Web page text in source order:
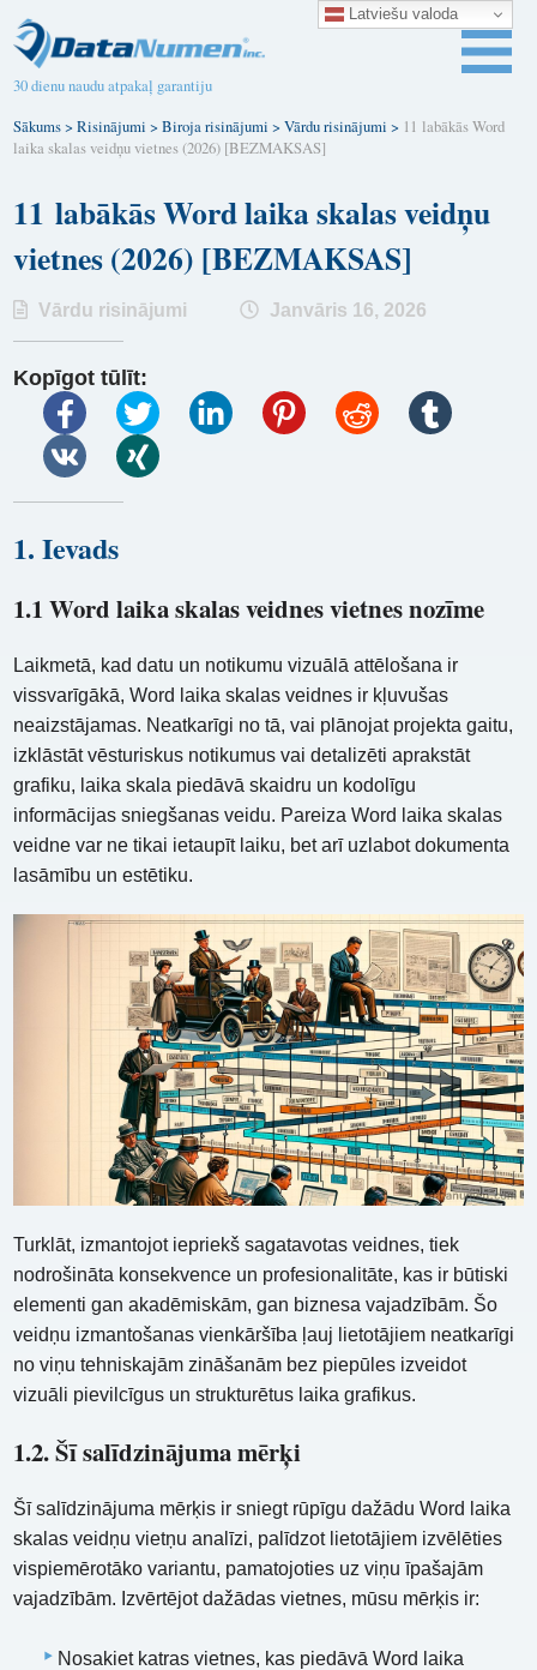
30 dienu naudu atpakaļ garantiju
Sākums>Risinājumi >Biroja risinājumi >Vārdu risinājumi > 11 labākās Word
laika skalas veidņu vietnes (2026) [BEZMAKSAS]
11 labākās Word laika skalas veidņu
vietnes (2026) [BEZMAKSAS]
Vārdu risinājumi Janvāris 16, 2026
Kopīgot tūlīt:
1. Ievads
1.1 Word laika skalas veidnes vietnes nozīme
Laikmetā, kad datu un notikumu vizuālā attēlošana ir
vissvarīgākā, Word laika skalas veidnes ir kļuvušas
neaizstājamas. Neatkarīgi no tā, vai plānojat projekta gaitu,
izklāstāt vēsturiskus notikumus vai detalizēti aprakstāt
grafiku, laika skala piedāvā skaidru un kodolīgu
informācijas sniegšanas veidu. Pareiza Word laika skalas
veidne var ne tikai ietaupīt laiku, bet arī uzlabot dokumenta
lasāmību un estētiku.
Turklāt, izmantojot iepriekš sagatavotas veidnes, tiek
nodrošināta konsekvence un profesionalitāte, kas ir būtiski
elementi gan akadēmiskām, gan biznesa vajadzībām. Šo
veidņu izmantošanas vienkāršība ļauj lietotājiem neatkarīgi
no viņu tehniskajām zināšanām bez piepūles izveidot
vizuāli pievilcīgus un strukturētus laika grafikus.
1.2. Šī salīdzinājuma mērķi
Šī salīdzinājuma mērķis ir sniegt rūpīgu dažādu Word laika
skalas veidņu vietņu analīzi, palīdzot lietotājiem izvēlēties
vispiemērotāko variantu, pamatojoties uz viņu īpašajām
vajadzībām. Izvērtējot dažādas vietnes, mūsu mērķis ir:
Nosakiet katras vietnes, kas piedāvā Word laika
Latviešu valoda